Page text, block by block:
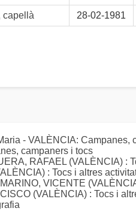
capellà 28-02-1981
- VALÈNCIA: Campanes,
campaners i tocs
RAFAEL (VALÈNCIA) :
: Tocs i altres
VICENTE
(VALÈNCIA) : Tocs i